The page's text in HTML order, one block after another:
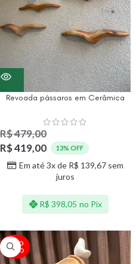
Revoada pássaros em Cerâmica
R$479,00
R$419,00 13% OFF
Em até 3x de R$ 139,67sem
juros
R$ 398,05 no Pix
ESGO
TADO